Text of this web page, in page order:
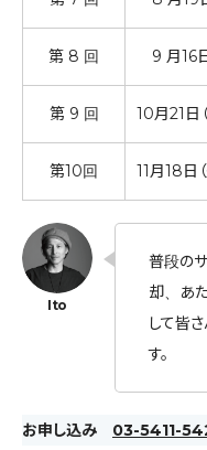
第 8 回 9 月16日
第 9 回 10月21日
第10回 11月18日
普段の
却、あ
して皆
す。
お申し込み 03-5411-